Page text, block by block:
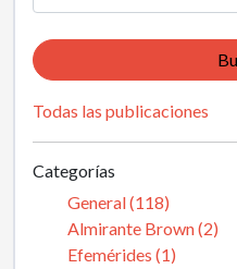
Todas las publicaciones
Categorías
General (118)
Almirante Brown (2)
Efemérides (1)